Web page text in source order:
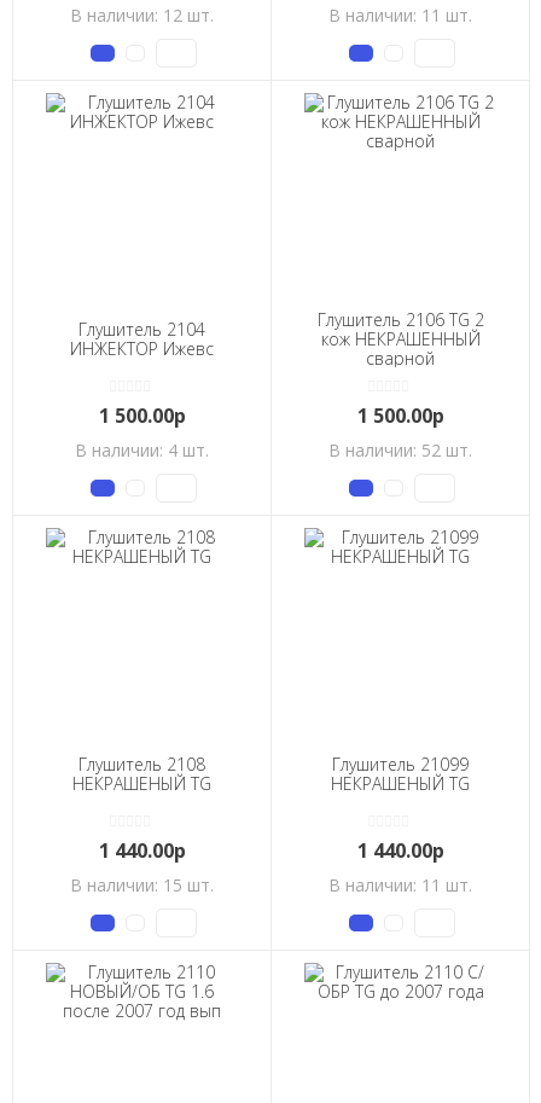
В наличии: 12 шт. В наличии: 11 шт.
Глушитель 2104
ИНЖЕКТОР Ижевс
1 500.00р
В наличии: 4 шт.
Глушитель 2106 TG 2
кож НЕКРАШЕННЫЙ
сварной
1 500.00р
В наличии: 52 шт.
Глушитель 2108
НЕКРАШЕНЫЙ TG
1 440.00р
В наличии: 15 шт.
Глушитель 21099
НЕКРАШЕНЫЙ TG
1 440.00р
В наличии: 11 шт.